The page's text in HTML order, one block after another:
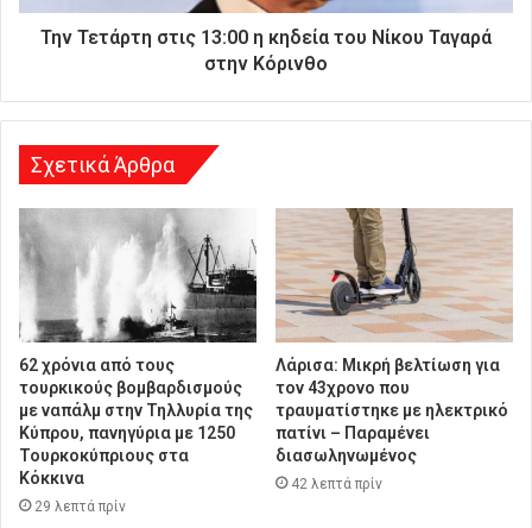
ν
Την Τετάρτη στις 13:00 η κηδεία του Νίκου Ταγαρά
στην Κόρινθο
Σχετικά Άρθρα
62 χρόνια από τους
τουρκικούς βομβαρδισμούς
με ναπάλμ στην Τηλλυρία της
Κύπρου, πανηγύρια με 1250
Τουρκοκύπριους στα
Κόκκινα
29 λεπτά πρίν
Λάρισα: Μικρή βελτίωση για
τον 43χρονο που
τραυματίστηκε με ηλεκτρικό
πατίνι – Παραμένει
διασωληνωμένος
42 λεπτά πρίν